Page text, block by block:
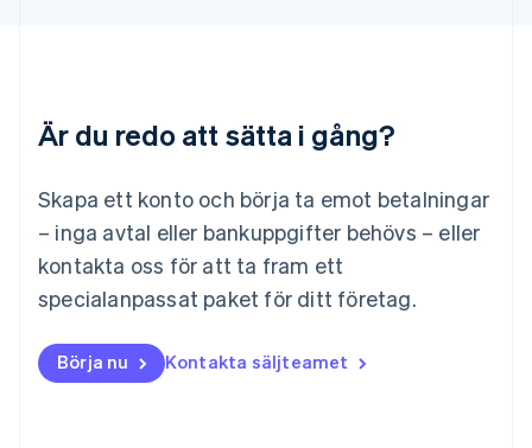
Är du redo att sätta i gång?
Skapa ett konto och börja ta emot betalningar
– inga avtal eller bankuppgifter behövs – eller
kontakta oss för att ta fram ett
specialanpassat paket för ditt företag.
Börja nu Kontakta säljteamet
Malaysia
English
Mexiko
Nederländerna
NederlandsEnglish
English
Nya Zeeland